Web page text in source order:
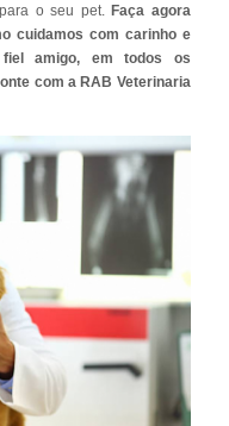
o seu pet.Faça agora
cuidamos com carinho e
amigo, em todos os
com a RAB Veterinaria